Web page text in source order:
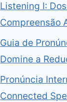
Listening I:
Compreensão
Guia de
Domine a
Pronúncia
Connected